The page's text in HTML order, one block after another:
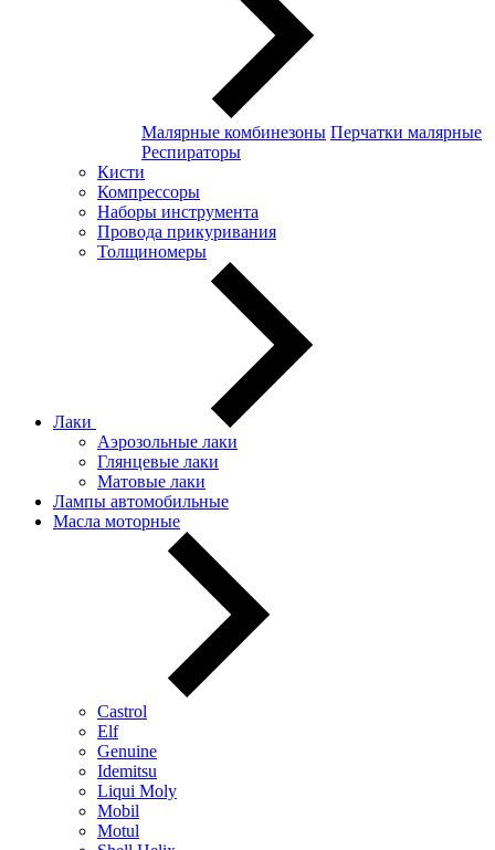
Малярные комбинезоны Перчатки малярные
Респираторы
Кисти
Компрессоры
Наборы инструмента
Провода прикуривания
Толщиномеры
Лаки
Аэрозольные лаки
Глянцевые лаки
Матовые лаки
Лампы автомобильные
Масла моторные
Castrol
Elf
Genuine
Idemitsu
Liqui Moly
Mobil
Motul